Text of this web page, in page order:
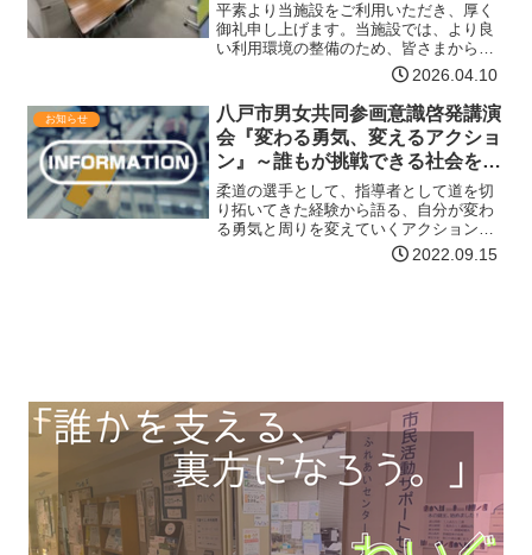
平素より当施設をご利用いただき、厚く
御礼申し上げます。当施設では、より良
い利用環境の整備のため、皆さまからお
寄せいただいたアンケートやご意見をも
とに運用の見直しを行ってまいりまし
た。その結果、令和8年度より会議・打合
せスペースの利用ルールを…【詳細はコ
チラ】
2026.04.10
お知らせ
八戸市男女共同参画意識啓発講演
会『変わる勇気、変えるアクショ
ン』～誰もが挑戦できる社会を目
指して～
柔道の選手として、指導者として道を切
り拓いてきた経験から語る、自分が変わ
る勇気と周りを変えていくアクションに
ついてのお話。日時2022年10月25日
(火)18:30～20:00(開場17:30)場所八戸公会
2022.09.15